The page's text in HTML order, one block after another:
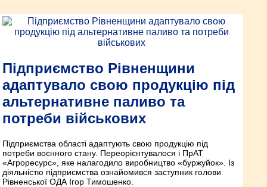
Підприємство Рівненщини
адаптувало свою продукцію під
альтернативне паливо та
потреби військових
Підприємства області адаптують свою продукцію під
потреби воєнного стану. Переорієнтувалося і ПрАТ
«Агроресурс», яке налагодило виробництво «буржуйок». Із
діяльністю підприємства ознайомився заступник голови
Рівненської ОДА Ігор Тимошенко.